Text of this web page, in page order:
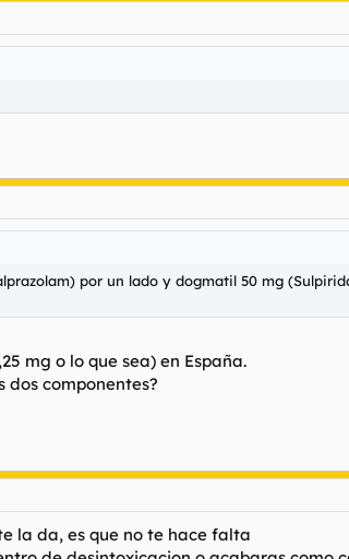
por un lado y dogmatil 50 mg
mg o lo que sea) en España.
dos componentes?
la da, es que no te hace falta